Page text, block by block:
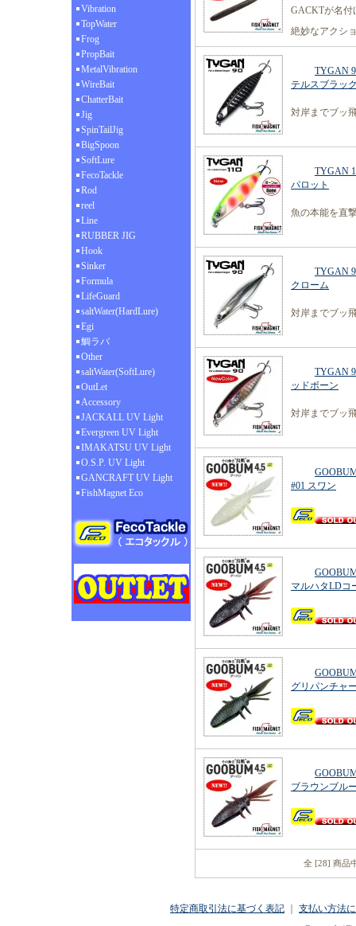
Vibration
TopWater
Frog
PropBait
MetalVibration
WireBait
ChatterBait
Jig
SpinTailJig
BigSpoon
SoftLure
FecoTackle
Rod
reel
Line
RUBBER JIG
Hook
Sinker
Formula
LifeGuard
saltWater(HardLure)
Egi
鯛ラバ
Other
saltWater(SoftLure)
OutLet
Accessory
JACKALL UV Light
Evergreen UV Light
IMAKATSU UV Light
O.S.P. UV Light
GANCRAFT UV Light
FishMagnet Eco
GACKTが名付
絶妙なアクシ
TYGAN
テルスブラッ
対岸までブッ
TYGAN
パロット
魚の本能を直
TYGAN
クローム
対岸までブッ
TYGAN
ッドボーン
対岸までブッ
#01 スワン
マルハタLDコ
グリパンチャ
ブラウンブル
全 [28] 商品
特定商取引法に基づく表記 支払い方法